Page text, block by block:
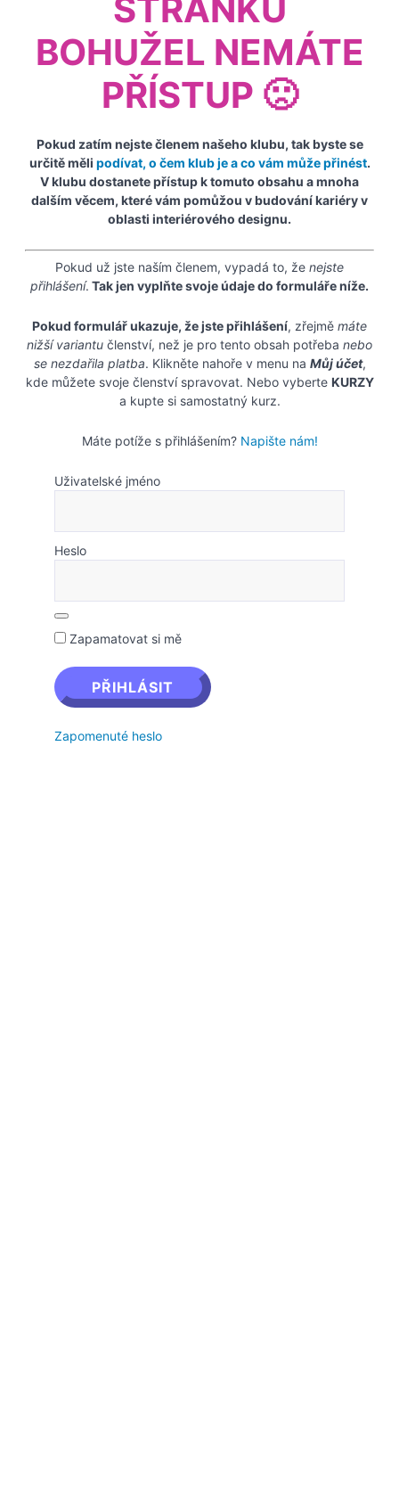
STRÁNKU
BOHUŽEL NEMÁTE
PŘÍSTUP 🙁
Pokud zatím nejste členem našeho klubu, tak byste se
určitě měli podívat, o čem klub je a co vám může přinést.
V klubu dostanete přístup k tomuto obsahu a mnoha
dalším věcem, které vám pomůžou v budování kariéry v
oblasti interiérového designu.
Pokud už jste naším členem, vypadá to, že nejste
přihlášení. Tak jen vyplňte svoje údaje do formuláře níže.
Pokud formulář ukazuje, že jste přihlášení, zřejmě máte
nižší variantu členství, než je pro tento obsah potřeba nebo
se nezdařila platba. Klikněte nahoře v menu na Můj účet,
kde můžete svoje členství spravovat. Nebo vyberte KURZY
a kupte si samostatný kurz.
Máte potíže s přihlášením? Napište nám!
Uživatelské jméno
Heslo
Zapamatovat si mě
Zapomenuté heslo